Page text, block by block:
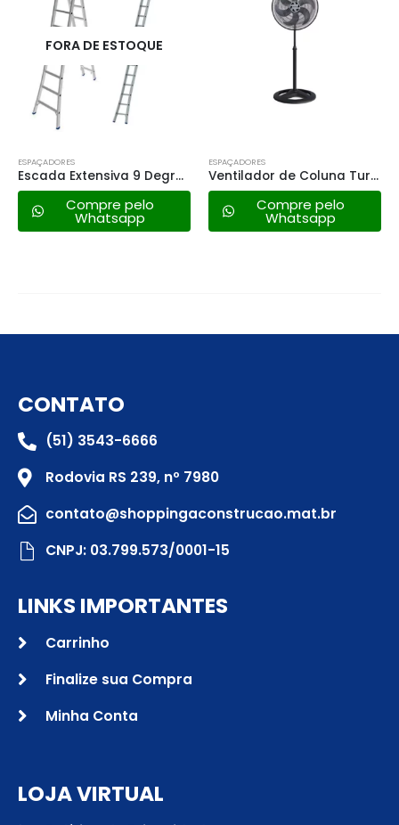
FORA DE ESTOQUE
ESPAÇADORES
Escada Extensiva 9 Degraus Mor
Compre pelo
Whatsapp
ESPAÇADORES
Ventilador de Coluna Turbo Ventisol 50cm – 220v
Compre pelo
Whatsapp
CONTATO
(51) 3543-6666
Rodovia RS 239, nº 7980
contato@shoppingaconstrucao.mat.br
CNPJ: 03.799.573/0001-15
LINKS IMPORTANTES
Carrinho
Finalize sua Compra
Minha Conta
LOJA VIRTUAL